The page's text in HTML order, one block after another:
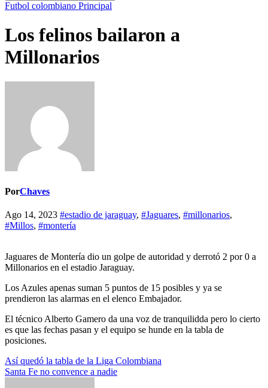
Futbol colombiano Principal
Los felinos bailaron a
Millonarios
PorChaves
Ago 14, 2023 #estadio de jaraguay, #Jaguares, #millonarios,
#Millos, #montería
Jaguares de Montería dio un golpe de autoridad y derrotó 2 por 0 a
Millonarios en el estadio Jaraguay.
Los Azules apenas suman 5 puntos de 15 posibles y ya se
prendieron las alarmas en el elenco Embajador.
El técnico Alberto Gamero da una voz de tranquilidda pero lo cierto
es que las fechas pasan y el equipo se hunde en la tabla de
posiciones.
Navegación
de
Así quedó la tabla de la Liga Colombiana
Santa Fe no convence a nadie